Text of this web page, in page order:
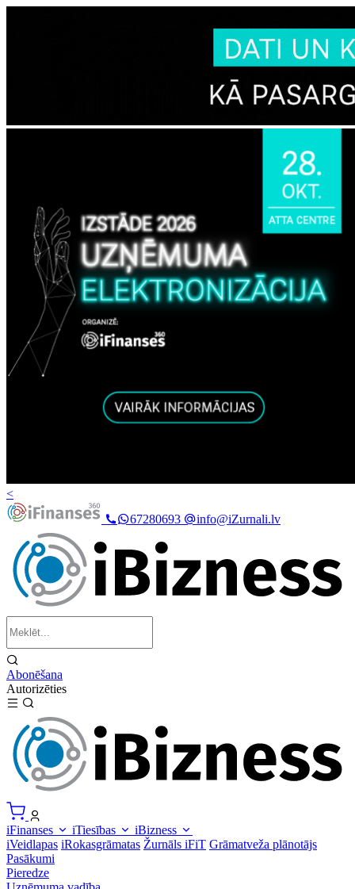
<
67280693
info@iZurnali.lv
Abonēšana
Autorizēties
iFinanses iTiesības
iBizness
iVeidlapas iRokasgrāmatas Žurnāls iFiT Grāmatveža plānotājs
Pasākumi
Pieredze